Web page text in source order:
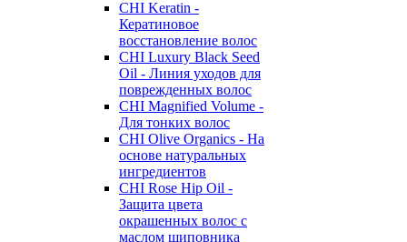
CHI Keratin -
Кератиновое
восстановление волос
CHI Luxury Black Seed
Oil - Линия уходов для
поврежденных волос
CHI Magnified Volume -
Для тонких волос
CHI Olive Organics - На
основе натуральных
ингредиентов
CHI Rose Hip Oil -
Защита цвета
окрашенных волос с
маслом шиповника